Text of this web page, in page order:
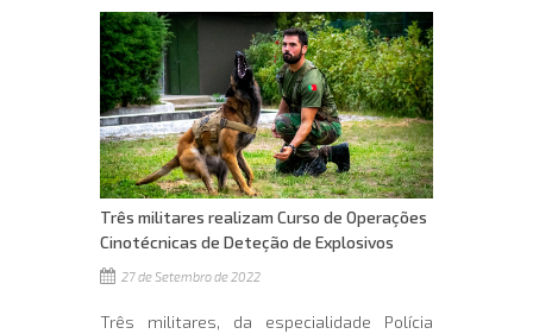
Três militares realizam Curso de Operações
Cinotécnicas de Deteção de Explosivos
27 de Setembro de 2022
Três militares, da especialidade Polícia